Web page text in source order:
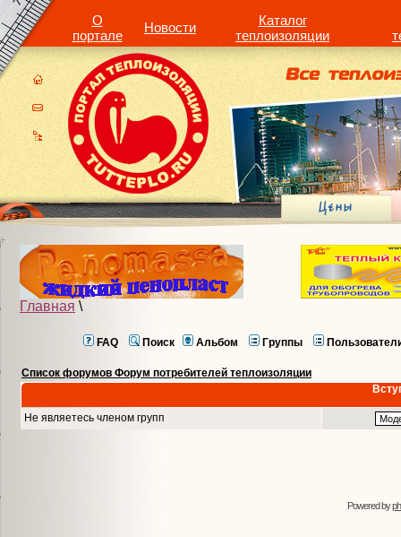
О
портале
Новости
Каталог
теплоизоляции
Главная \
FAQ Поиск Альбом Группы
Список форумов Форум потребителей теплоизоляции
Не являетесь членом групп
Powered by